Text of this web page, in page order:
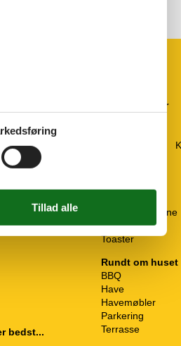
bedst...
Køkkenudstyr
Opvaskemaskine
Ovn
Toaster
Rundt om huset
BBQ
Have
Havemøbler
Parkering
Terrasse